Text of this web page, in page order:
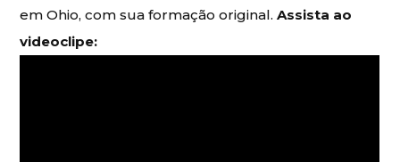
em Ohio, com sua formação original.Assista ao
videoclipe: